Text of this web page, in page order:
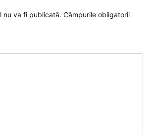
nu va fi publicată. Câmpurile obligatorii